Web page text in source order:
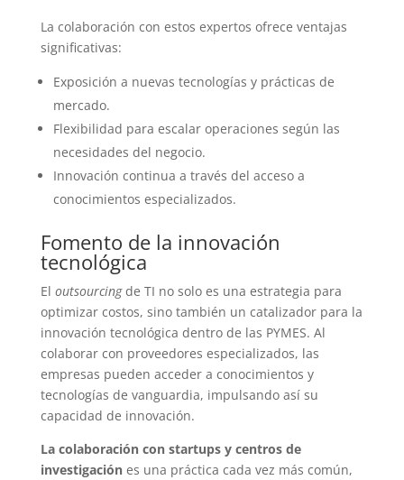
La colaboración con estos expertos ofrece ventajas
significativas:
Exposición a nuevas tecnologías y prácticas de
mercado.
Flexibilidad para escalar operaciones según las
necesidades del negocio.
Innovación continua a través del acceso a
conocimientos especializados.
Fomento de la innovación
tecnológica
El outsourcingde TI no solo es una estrategia para
optimizar costos, sino también un catalizador para la
innovación tecnológica dentro de las PYMES. Al
colaborar con proveedores especializados, las
empresas pueden acceder a conocimientos y
tecnologías de vanguardia, impulsando así su
capacidad de innovación.
La colaboración con startups y centros de
investigaciónes una práctica cada vez más común,